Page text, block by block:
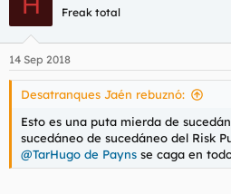
Freak total
14 Sep 2018
Desatranques Jaén rebuznó:
Esto es una puta mierda de
sucedáneo de sucedáneo del Risk
@TarHugo de Payns se caga en